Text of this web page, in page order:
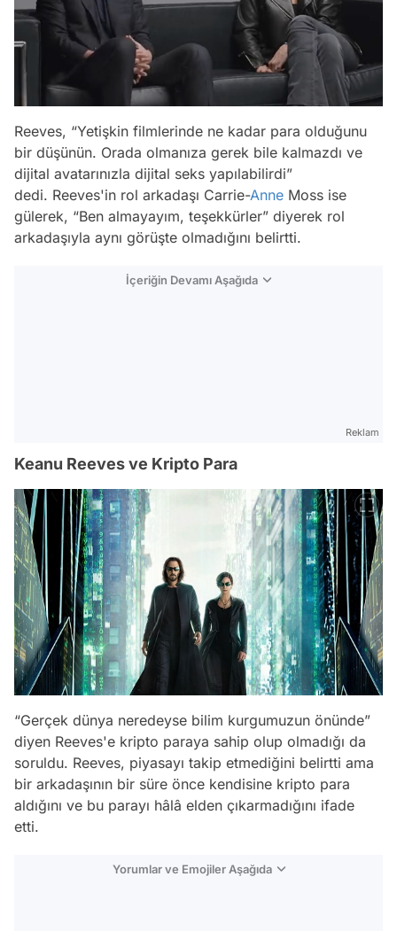
Reeves, “Yetişkin filmlerinde ne kadar para olduğunu
bir düşünün. Orada olmanıza gerek bile kalmazdı ve
dijital avatarınızla dijital seks yapılabilirdi”
dedi. Reeves'in rol arkadaşı Carrie-Anne Moss ise
gülerek, “Ben almayayım, teşekkürler” diyerek rol
arkadaşıyla aynı görüşte olmadığını belirtti.
İçeriğin Devamı Aşağıda
Reklam
Keanu Reeves ve Kripto Para
“Gerçek dünya neredeyse bilim kurgumuzun önünde”
diyen Reeves'e kripto paraya sahip olup olmadığı da
soruldu. Reeves, piyasayı takip etmediğini belirtti ama
bir arkadaşının bir süre önce kendisine kripto para
aldığını ve bu parayı hâlâ elden çıkarmadığını ifade
etti.
Yorumlar ve Emojiler Aşağıda